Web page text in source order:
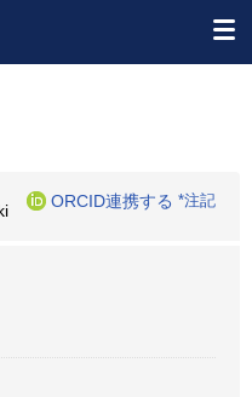
ORCID連携する *注記